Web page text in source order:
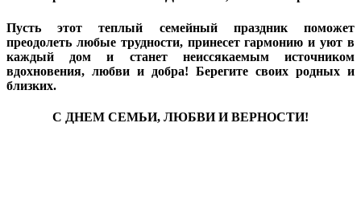
Пусть этот теплый семейный праздник поможет
преодолеть любые трудности, принесет гармонию и уют в
каждый дом и станет неиссякаемым источником
вдохновения, любви и добра! Берегите своих родных и
близких.
С ДНЕМ СЕМЬИ, ЛЮБВИ И ВЕРНОСТИ!